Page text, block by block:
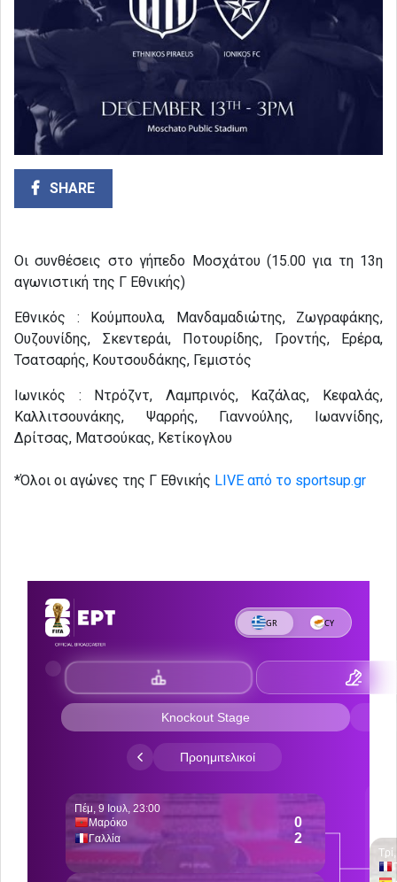
SHARE
Οι συνθέσεις στο γήπεδο Μοσχάτου (15.00 για τη 13η
αγωνιστική της Γ Εθνικής)
Εθνικός : Κούμπουλα, Μανδαμαδιώτης, Ζωγραφάκης,
Ουζουνίδης, Σκεντεράι, Ποτουρίδης, Γροντής, Ερέρα,
Τσατσαρής, Κουτσουδάκης, Γεμιστός
Ιωνικός : Ντρόζντ, Λαμπρινός, Καζάλας, Κεφαλάς,
Καλλιτσουνάκης, Ψαρρής, Γιαννούλης, Ιωαννίδης,
Δρίτσας, Ματσούκας, Κετίκογλου
*Όλοι οι αγώνες της Γ Εθνικής LIVE από το sportsup.gr